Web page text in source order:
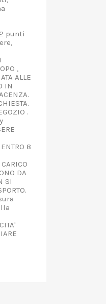
punti
,
ALLE
IN
.
8
DA
SI